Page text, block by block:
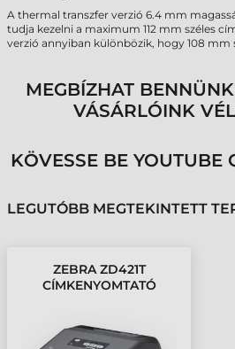
A thermal transzfer verzió 6.4 mm
tudja kezelni a maximum 112 mm széles
verzió annyiban különbözik, hogy 108 mm
MEGBÍZHAT
VÁSÁRLÓINK
KÖVESSE BE YOUTUBE
LEGUTÓBB MEGTEKINTETT
ZEBRA ZD421T
CÍMKENYOMTATÓ